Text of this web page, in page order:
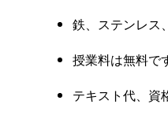
鉄、ステンレス
授業料は無料で
テキスト代、資